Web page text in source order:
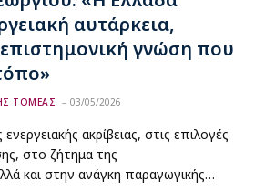
αυτάρκεια,
γνώση που
ΤΟΜΕΑΣ 03/05/2026
ενεργειακής ακρίβειας, στις επιλογές
στο ζήτημα της
και στην ανάγκη παραγωγικής…